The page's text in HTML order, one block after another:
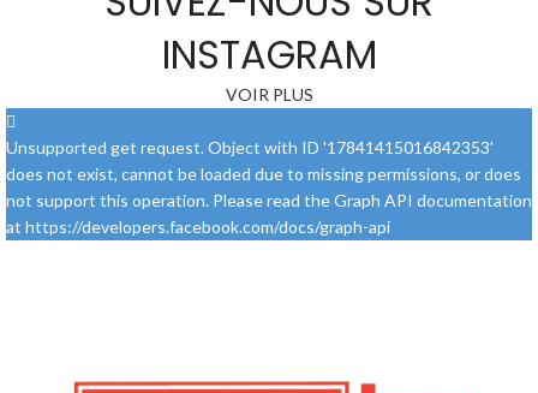
INSTAGRAM
VOIR PLUS
Unsupported get request. Object with ID '17841415016842353'
does not exist, cannot be loaded due to missing permissions, or does
not support this operation. Please read the Graph API documentation
at https://developers.facebook.com/docs/graph-api